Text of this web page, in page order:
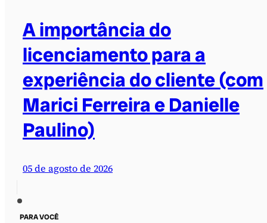
A importância do
licenciamento para a
experiência do cliente (com
Marici Ferreira e Danielle
Paulino)
05 de agosto de 2026
PARA VOCÊ